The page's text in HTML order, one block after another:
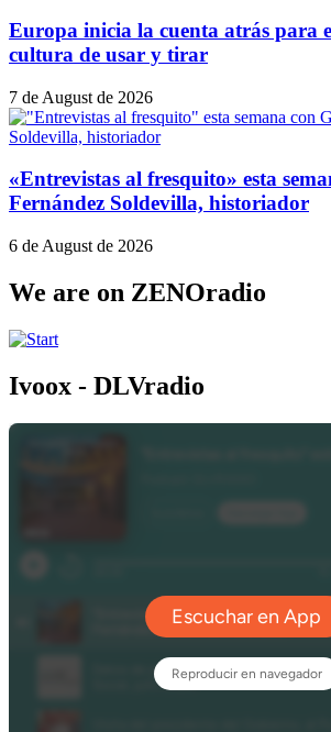
Europa inicia la cuenta atrás para
cultura de usar y tirar
7 de August de 2026
«Entrevistas al fresquito» esta
Fernández Soldevilla, historiador
6 de August de 2026
We are on ZENOradio
Ivoox - DLVradio